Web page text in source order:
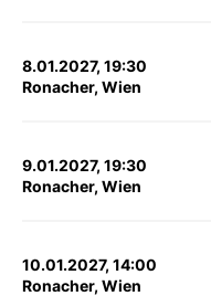
8.01.2027, 19:30
Ronacher, Wien
9.01.2027, 19:30
Ronacher, Wien
10.01.2027, 14:00
Ronacher, Wien